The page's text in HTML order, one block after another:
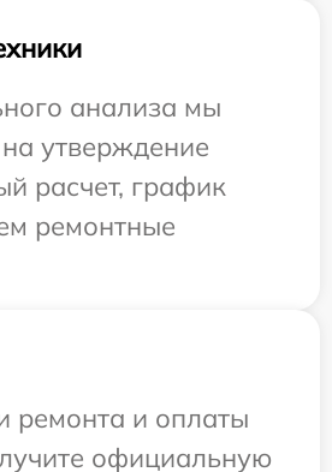
анализа мы
утверждение
расчет, график
ремонтные
ремонта и оплаты
официальную